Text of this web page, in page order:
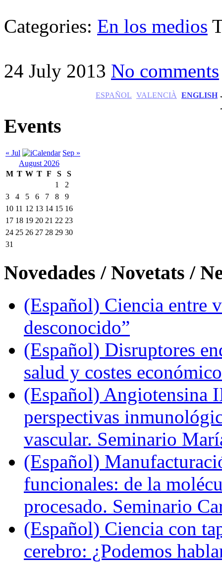
Categories: En los medios
24 July 2013 No comments
ESPAÑOL VALENCIÀ ENGLISH
Events
« Jul
Sep »
August 2026
M T W T F S
S
1
2
3
4 5 6 7 8
9
10 11 12 13 14 15 16
17 18 19 20 21 22 23
24 25 26 27 28 29 30
31
Novedades / Novetats /
(Español) Ciencia entre
desconocido”
(Español) Disruptores
salud y costes
(Español) Angiotensina
perspectivas
vascular. Seminario
(Español)
funcionales: de la
procesado. Seminario
(Español) Ciencia con
cerebro: ¿Podemos